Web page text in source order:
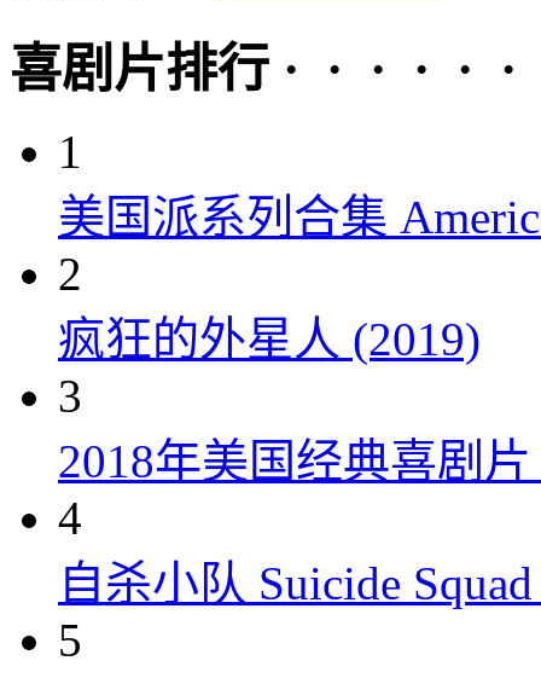
喜剧片排行 · · · · · ·
1
美国派系列合集
2
疯狂的外星人 (2019)
3
2018年美国经典喜剧
4
自杀小队 Suicide
5